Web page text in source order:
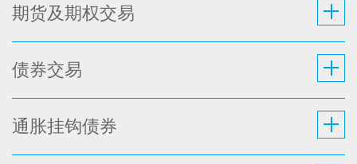
期货及期权交易
债券交易
通胀挂钩债券